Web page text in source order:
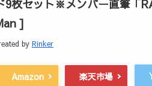
9枚セット※メンバー直筆「
]
by Rinker
Amazon 楽天市場